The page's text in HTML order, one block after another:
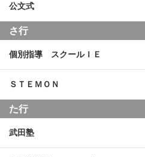
公文式
さ行
個別指導 スクールＩＥ
ＳＴＥＭＯＮ
た行
武田塾